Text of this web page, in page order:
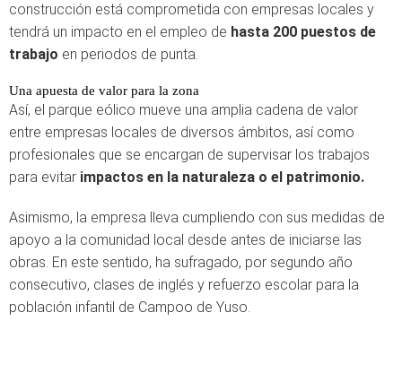
construcción está comprometida con empresas locales y
tendrá un impacto en el empleo de hasta 200 puestos de
trabajo en periodos de punta.
Una apuesta de valor para la zona
Así, el parque eólico mueve una amplia cadena de valor
entre empresas locales de diversos ámbitos, así como
profesionales que se encargan de supervisar los trabajos
para evitar impactos en la naturaleza o el patrimonio.
Asimismo, la empresa lleva cumpliendo con sus medidas de
apoyo a la comunidad local desde antes de iniciarse las
obras. En este sentido, ha sufragado, por segundo año
consecutivo, clases de inglés y refuerzo escolar para la
población infantil de Campoo de Yuso.